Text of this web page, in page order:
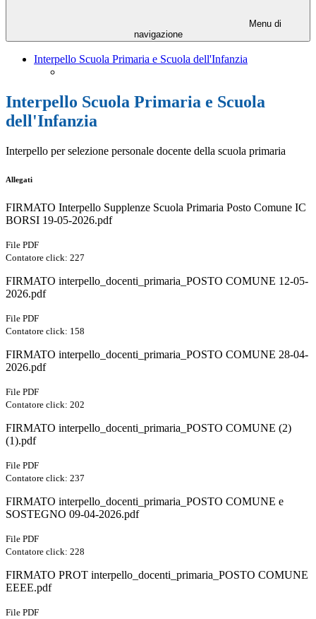
Menu di
navigazione
Interpello Scuola Primaria e Scuola dell'Infanzia
Interpello Scuola Primaria e Scuola
dell'Infanzia
Interpello per selezione personale docente della scuola primaria
Allegati
FIRMATO Interpello Supplenze Scuola Primaria Posto Comune IC
BORSI 19-05-2026.pdf
File PDF
Contatore click: 227
FIRMATO interpello_docenti_primaria_POSTO COMUNE 12-05-
2026.pdf
File PDF
Contatore click: 158
FIRMATO interpello_docenti_primaria_POSTO COMUNE 28-04-
2026.pdf
File PDF
Contatore click: 202
FIRMATO interpello_docenti_primaria_POSTO COMUNE (2)
(1).pdf
File PDF
Contatore click: 237
FIRMATO interpello_docenti_primaria_POSTO COMUNE e
SOSTEGNO 09-04-2026.pdf
File PDF
Contatore click: 228
FIRMATO PROT interpello_docenti_primaria_POSTO COMUNE
EEEE.pdf
File PDF